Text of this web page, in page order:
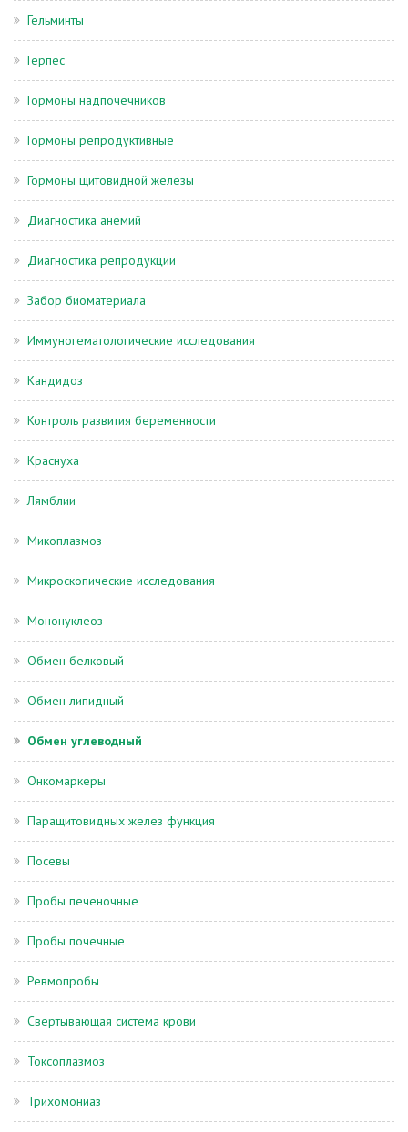
Гельминты
Герпес
Гормоны надпочечников
Гормоны репродуктивные
Гормоны щитовидной железы
Диагностика анемий
Диагностика репродукции
Забор биоматериала
Иммуногематологические исследования
Кандидоз
Контроль развития беременности
Краснуха
Лямблии
Микоплазмоз
Микроскопические исследования
Мононуклеоз
Обмен белковый
Обмен липидный
Обмен углеводный
Онкомаркеры
Паращитовидных желез функция
Посевы
Пробы печеночные
Пробы почечные
Ревмопробы
Свертывающая система крови
Токсоплазмоз
Трихомониаз